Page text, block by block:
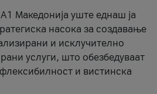
Македонија уште еднаш ја
насока за создавање
и исклучително
услуги, што обезбедуваат
и вистинска